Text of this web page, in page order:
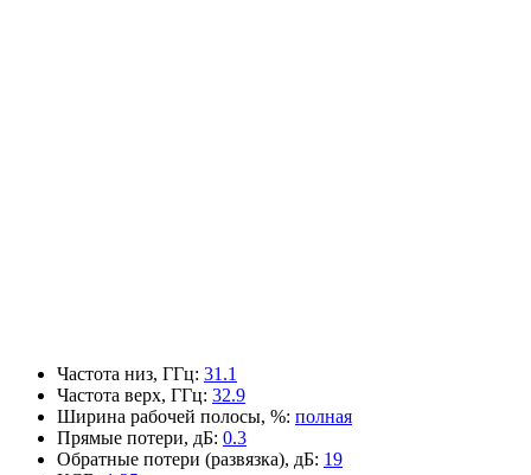
Частота низ, ГГц: 31.1
Частота верх, ГГц: 32.9
Ширина рабочей полосы, %: полная
Прямые потери, дБ: 0.3
Обратные потери (развязка), дБ: 19